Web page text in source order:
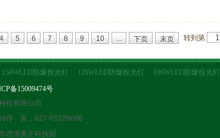
4 5 6 7 8 9 10 ... 下页 末页 转到第
150WLED防爆投光灯 120WLED防爆投光灯 100WLED防爆投光灯
备15009474号
技有限公司
传 真：027-65528088
西湖奥正科技园